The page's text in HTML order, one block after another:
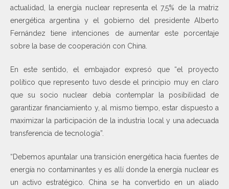
actualidad, la energía nuclear representa el 7,5% de la matriz
energética argentina y el gobierno del presidente Alberto
Fernández tiene intenciones de aumentar este porcentaje
sobre la base de cooperación con China.
En este sentido, el embajador expresó que “el proyecto
político que represento tuvo desde el principio muy en claro
que su socio nuclear debía contemplar la posibilidad de
garantizar financiamiento y, al mismo tiempo, estar dispuesto a
maximizar la participación de la industria local y una adecuada
transferencia de tecnología”.
“Debemos apuntalar una transición energética hacia fuentes de
energía no contaminantes y es allí donde la energía nuclear es
un activo estratégico. China se ha convertido en un aliado